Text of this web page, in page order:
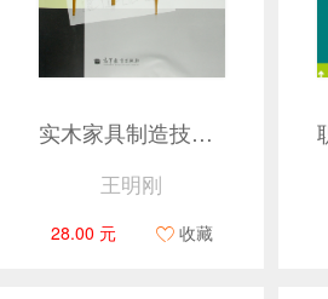
实木家具制造技术及应用（换封面）
王明刚
28.00 元 收藏